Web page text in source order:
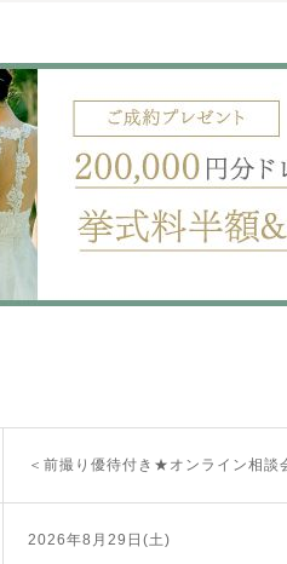
＜前撮り優待付き★オンライン相談
2026年8月29日(土)